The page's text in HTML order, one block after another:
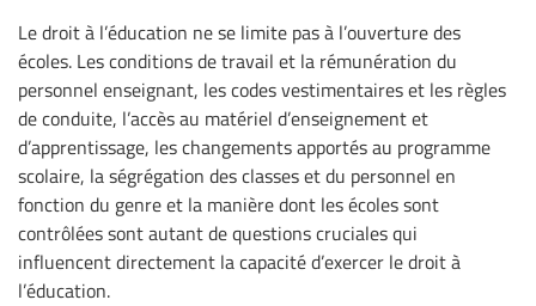
Le droit à l’éducation ne se limite pas à l’ouverture des
écoles. Les conditions de travail et la rémunération du
personnel enseignant, les codes vestimentaires et les règles
de conduite, l’accès au matériel d’enseignement et
d’apprentissage, les changements apportés au programme
scolaire, la ségrégation des classes et du personnel en
fonction du genre et la manière dont les écoles sont
contrôlées sont autant de questions cruciales qui
influencent directement la capacité d’exercer le droit à
l’éducation.